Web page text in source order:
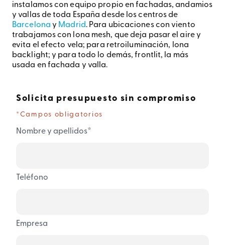
instalamos con equipo propio en fachadas, andamios
y vallas de toda España desde los centros de
Barcelona y Madrid. Para ubicaciones con viento
trabajamos con lona mesh, que deja pasar el aire y
evita el efecto vela; para retroiluminación, lona
backlight; y para todo lo demás, frontlit, la más
usada en fachada y valla.
Solicita presupuesto sin compromiso
*Campos obligatorios
Nombre y apellidos*
Teléfono
Empresa